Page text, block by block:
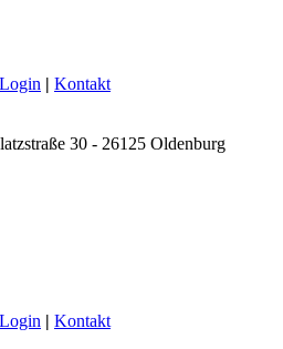
Login | Kontakt
30 - 26125 Oldenburg
Login | Kontakt